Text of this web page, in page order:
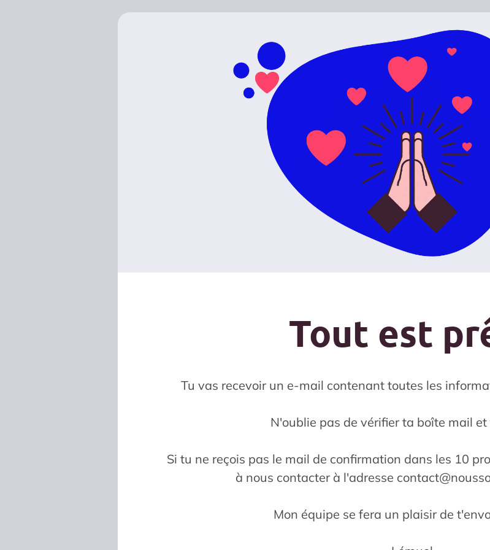
Tout est
Tu vas recevoir un e-mail contenant toutes les
N'oublie pas de vérifier ta boîte mail et
Si tu ne reçois pas le mail de confirmation dans les 10
à nous contacter à l'adresse
Mon équipe se fera un plaisir de